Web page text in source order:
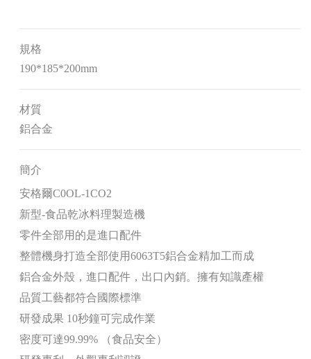
規格
190*185*200mm
材質
鋁合金
簡介
安格爾C0OL-1CO2
新型-食品乾冰料理製造機
零件全部用的是進口配件
整體機身打造全部使用6063T5鋁合金精加工而成
鋁合金外殼，進口配件，出口內銷。擁有知識產權
品質工藝都符合國際標準
研發成果 10秒鐘可完成作業
密度可達99.99% （食品安全）